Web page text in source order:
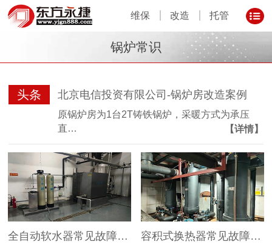
维保 改造 托管
锅炉常识
头条 北京电信投资有限公司-锅炉房改造案例
原锅炉房为1台2T铸铁锅炉，采暖方式为承压
直…
【详情】
全自动软水器常见故障及解决办法 容积式换热器常见故障及处理